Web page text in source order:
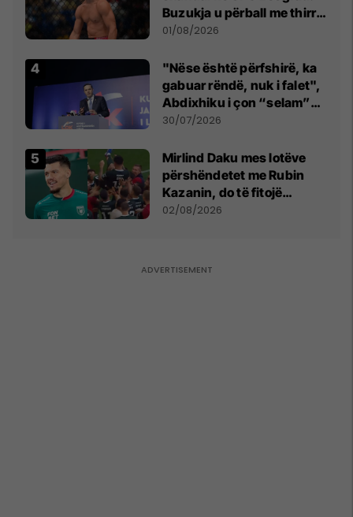
Buzukja u përball me thirrje
anti-shqiptare nga
01/08/2026
"Nëse është përfshirë, ka
gabuar rëndë, nuk i falet",
Abdixhiku i çon “selam”
Përparim Ramës
30/07/2026
Mirlind Daku mes lotëve
përshëndetet me Rubin
Kazanin, do të fitojë
miliona te Spartak Moska
02/08/2026